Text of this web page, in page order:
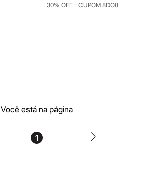
30% OFF - CUPOM 8DO8
Você está na página
1